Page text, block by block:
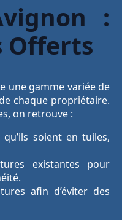
:
Offerts
une gamme variée de
chaque propriétaire.
on retrouve :
soient en tuiles,
existantes pour
afin d’éviter des